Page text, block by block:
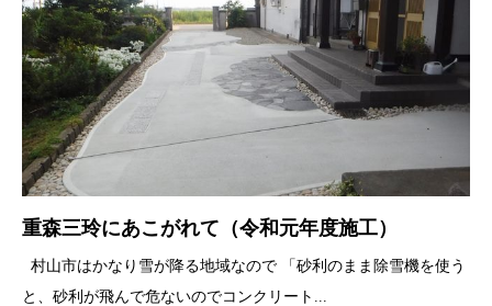
重森三玲にあこがれて（令和元年度施工）
村山市はかなり雪が降る地域なので 「砂利のまま除雪機を使う
と、砂利が飛んで危ないのでコンクリート...